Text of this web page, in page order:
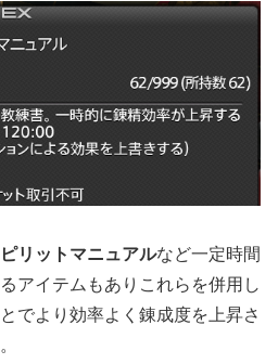
リットマニュアルなど一定時間
アイテムもありこれらを併用し
でより効率よく錬成度を上昇さ